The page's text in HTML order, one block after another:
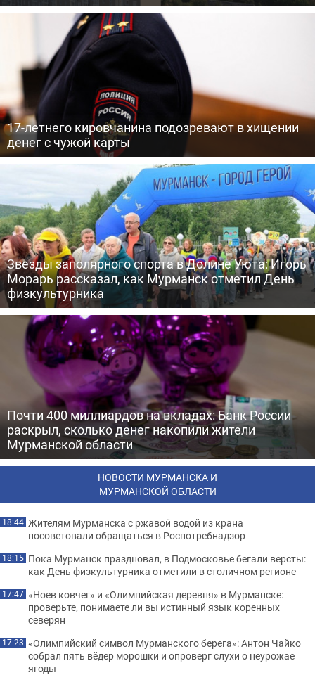
17-летнего кировчанина подозревают в хищении
денег с чужой карты
Звезды заполярного спорта в Долине Уюта: Игорь
Морарь рассказал, как Мурманск отметил День
физкультурника
Почти 400 миллиардов на вкладах: Банк России
раскрыл, сколько денег накопили жители
Мурманской области
НОВОСТИ МУРМАНСКА И
МУРМАНСКОЙ ОБЛАСТИ
18:44 Жителям Мурманска с ржавой водой из крана
посоветовали обращаться в Роспотребнадзор
18:15 Пока Мурманск праздновал, в Подмосковье бегали версты:
как День физкультурника отметили в столичном регионе
17:47 «Ноев ковчег» и «Олимпийская деревня» в Мурманске:
проверьте, понимаете ли вы истинный язык коренных
северян
17:23 «Олимпийский символ Мурманского берега»: Антон Чайко
собрал пять вёдер морошки и опроверг слухи о неурожае
ягоды